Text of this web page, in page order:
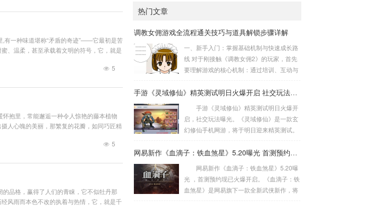
,有一种味道堪称“矛盾的奇迹”——它最初是苦
、温柔，甚至承载着文明的符号，它，就是
“苦涩童年” 可可的故事,始于数千万年前的
5
抱里，常能邂逅一种令人惊艳的藤本植物
人心魄的美丽，那繁复的花瓣，如同巧匠精
浪漫与诗意，仿佛从古老的传说中走来，在
5
品格，赢得了人们的青睐，它不似牡丹那
风雨而本色不改的执着与热情，它，就是千
热门文章
调教女佣游戏全流程通关技巧与道具解锁步骤详解
一、新手入门：掌握基础机制与快速成长路
线 对于刚接触《调教女佣2》的玩家，首先
要理解游戏的核心机制：通过培训、互动与
本更新数据，新手阶段最有效的成长路线是
（含忠诚度+5的茶具套装和情绪稳定剂）。
以初始女佣“艾米丽”为例，建议首周集中培
训“服务礼仪”课程。数据显示，完成3次初级
剧情概率增加15%。互动方面，每天赠送玫
瑰（商城免费领取）可使忠诚度日均增...
手游《灵域修仙》精英测试明日火爆开启 社交玩法曝光
手游《灵域修仙》精英测试明日火爆开
启，社交玩法曝光。《灵域修仙》是一款玄
幻修仙手机网游，将于明日迎来精英测试。
起来看看吧! 王者竞技 跨服pk强者云集
《灵域修仙》手游竞技除了跨服竞技，还有
好玩的纵横灵域、九霄之巅、远古战场和玉
虚夺宝等竞技玩法，随着等级解锁的全新竞
网易新作《血滴子：铁血煞星》5.20曝光 首测预约现已火爆开启
网易新作《血滴子：铁血煞星》5.20曝
光 ，首测预约现已火爆开启。《血滴子：铁
血煞星》是网易旗下一款全新武侠新作，将